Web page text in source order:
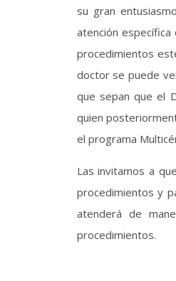
su gran
atención
procedimientos
doctor se puede
que sepan que el
quien
el programa
Las invitamos a
procedimientos y
atenderá de
procedimientos.